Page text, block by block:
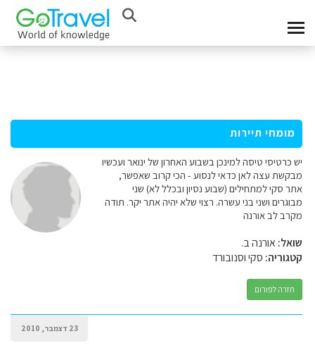
מומחי תיירות
יש כרטיסי טיסה למינכן בשבוע האחרון של ינואר ועכשיו
מבקשת עצה לאן כדאי לנסוע - הכי קרוב שאפשר,
אתר סקי למתחילים (שבוע נסיון ובכלל לא) שני
מבוגרים ושני בני עשרה. רצוי שלא יהיה אתר יקר. תודה
מקרב לב אורנה
שואל:אורנה ב.
קטגוריה: סקי וסנובורד
חזרה לפורום
23 דצמבר, 2010